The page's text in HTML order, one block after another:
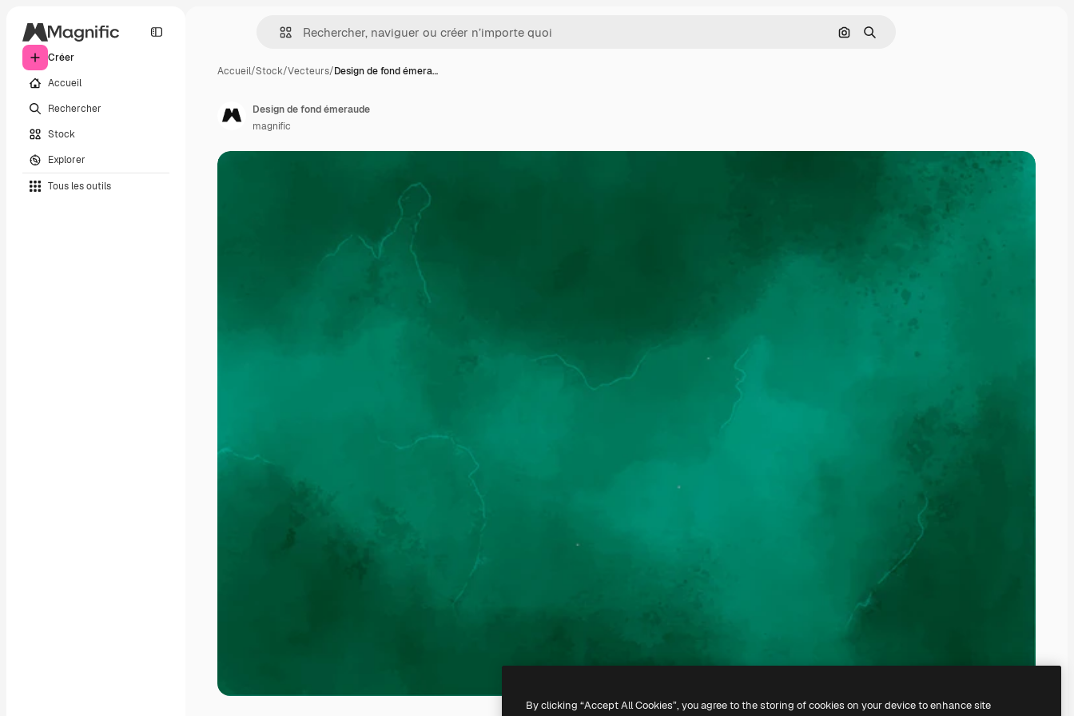
Créer
Accueil
Rechercher
Stock
Explorer
Tous les outils
Rechercher par image
Rechercher
Accueil/Stock/Vecteurs/Design de fond émera…
Design de fond émeraude
magnific
By clicking “Accept All Cookies”, you agree to the storing of cookies on your device to enhance site